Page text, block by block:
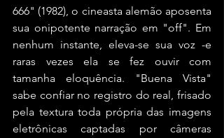
666" (1982), o cineasta alemão aposenta
sua onipotente narração em "off". Em
nenhum instante, eleva-se sua voz -e
raras vezes ela se fez ouvir com
tamanha eloquência. "Buena Vista"
sabe confiar no registro do real, frisado
pela textura toda própria das imagens
eletrônicas captadas por câmeras